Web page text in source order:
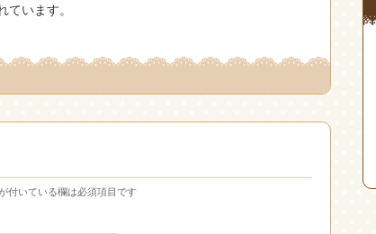
います。
付いている欄は必須項目です